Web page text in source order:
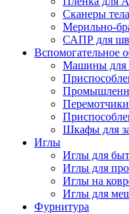
Сканеры тела
Мерильно-
САПР для
Вспомогательное
Машины для
Шкафы для
Иглы
Иглы для
Иглы для
Иглы на
Иглы для
Фурнитура